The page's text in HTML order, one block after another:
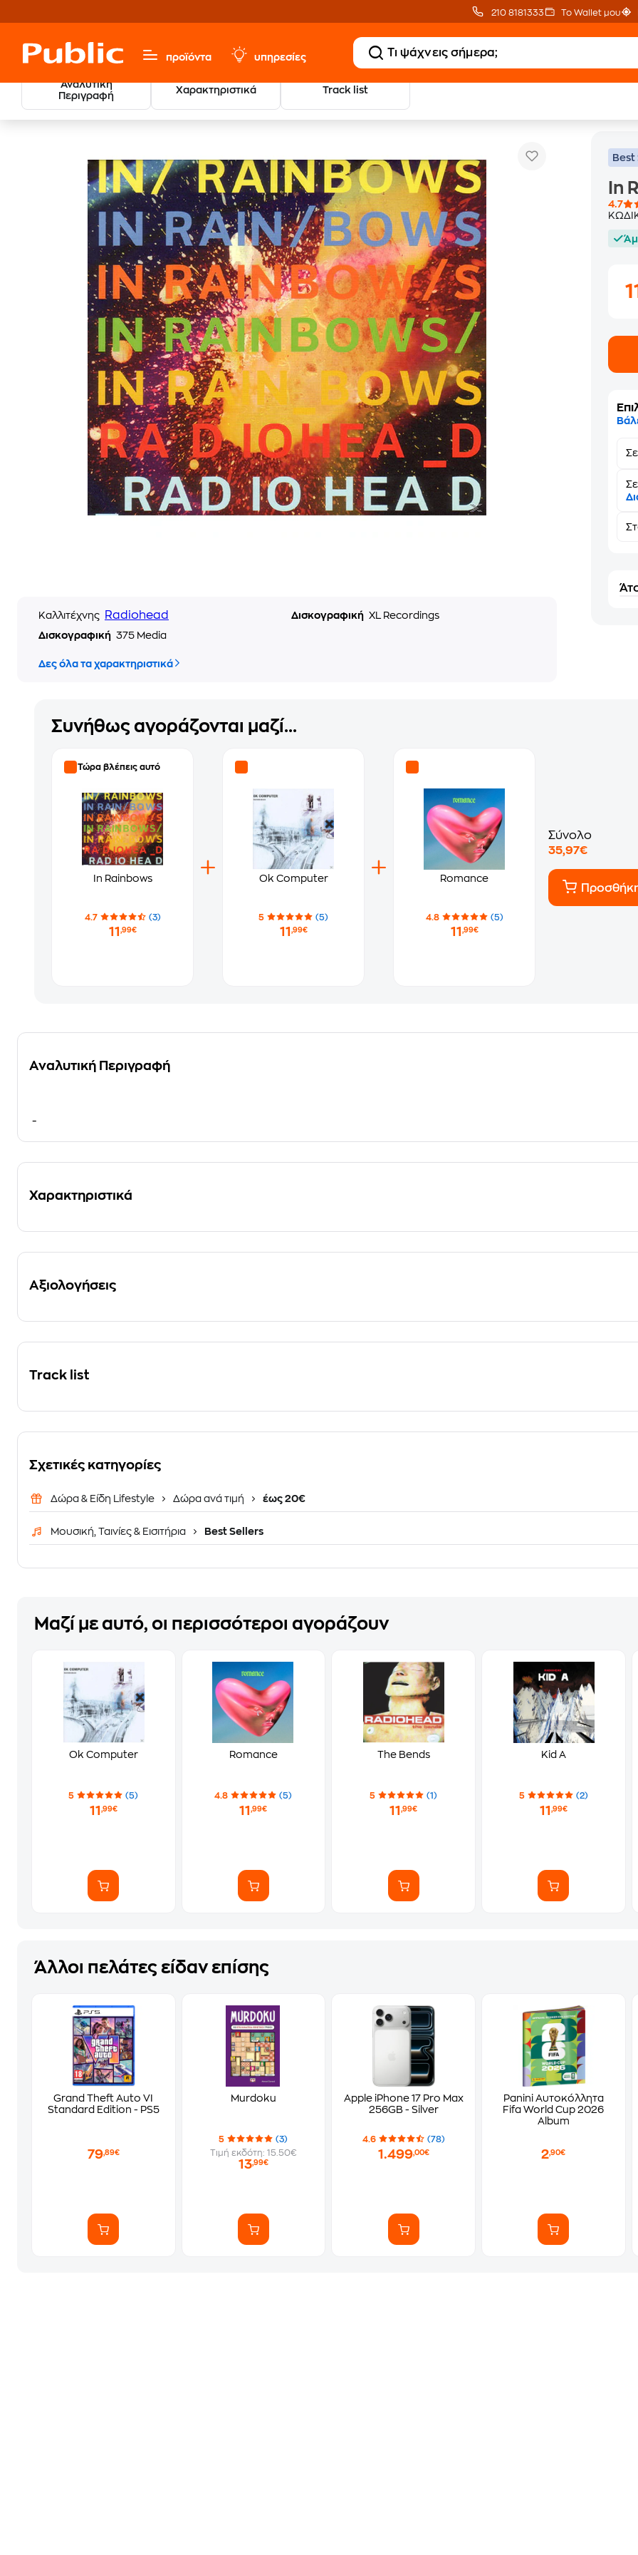
210 8181333 Το Wallet μου
προϊόντα υπηρεσίες
Αναλυτική
Περιγραφή
Χαρακτηριστικά Track list
Μουσική, Ταινίες & Εισιτήρια
Καλλιτέχνης Radiohead Δισκογραφική XL Recordings
Δισκογραφική 375 Media
Δες όλα τα χαρακτηριστικά
Best
In
4.7
Συνήθως αγοράζονται μαζί...
Τώρα βλέπεις αυτό
In Rainbows
4.7 (3)
11 ,99€
Ok Computer
5 (5)
11 ,99€
Romance
4.8 (5)
11 ,99€
Σύνολο
35,97€
Αναλυτική Περιγραφή
-
Χαρακτηριστικά
Αξιολογήσεις
Track list
Σχετικές κατηγορίες
Δώρα & Είδη Lifestyle Δώρα ανά τιμή έως 20€
Μουσική, Ταινίες & Εισιτήρια Best Sellers
Μαζί με αυτό, οι περισσότεροι αγοράζουν
Ok Computer
5 (5)
11 ,99€
Romance
4.8 (5)
11,99€
The Bends
5 (1)
11,99€
Kid A
5 (2)
11 ,99€
Άλλοι πελάτες είδαν επίσης
Grand Theft Auto VI
Standard Edition - PS5
79,89€
Murdoku
5
(3)
Τιμή εκδότη: 15.50€
13,99€
Apple iPhone 17 Pro Max
256GB - Silver
4.6 (78)
1.499,00€
Panini Αυτοκόλλητα
Fifa World Cup 2026
Album
2,90€